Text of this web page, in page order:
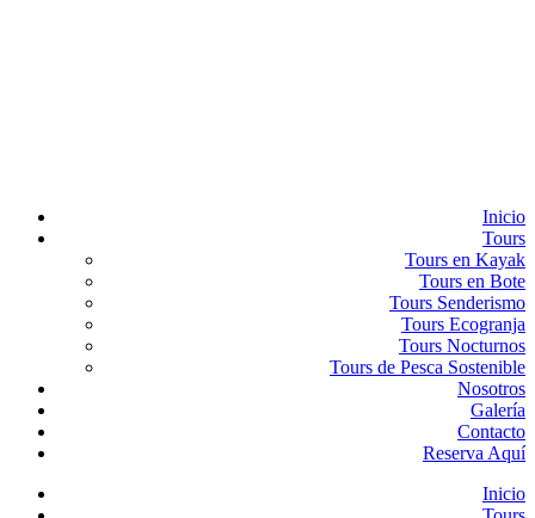
Inicio
Tours
Tours en Kayak
Tours en Bote
Tours Senderismo
Tours Ecogranja
Tours Nocturnos
Tours de Pesca Sostenible
Nosotros
Galería
Contacto
Reserva Aquí
Inicio